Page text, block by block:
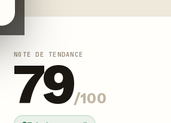
NOTE DE TENDANCE
79/100